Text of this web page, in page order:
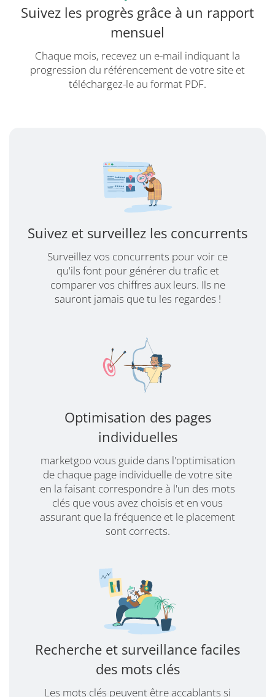
Suivez les progrès grâce à un rapport
mensuel
Chaque mois, recevez un e-mail indiquant la
progression du référencement de votre site et
téléchargez-le au format PDF.
Suivez et surveillez les concurrents
Surveillez vos concurrents pour voir ce
qu'ils font pour générer du trafic et
comparer vos chiffres aux leurs. Ils ne
sauront jamais que tu les regardes !
Optimisation des pages
individuelles
marketgoo vous guide dans l'optimisation
de chaque page individuelle de votre site
en la faisant correspondre à l'un des mots
clés que vous avez choisis et en vous
assurant que la fréquence et le placement
sont corrects.
Recherche et surveillance faciles
des mots clés
Les mots clés peuvent être accablants si